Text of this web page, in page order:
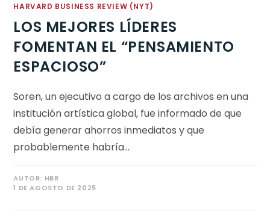
HARVARD BUSINESS REVIEW (NYT)
LOS MEJORES LÍDERES
FOMENTAN EL “PENSAMIENTO
ESPACIOSO”
Soren, un ejecutivo a cargo de los archivos en una
institución artística global, fue informado de que
debía generar ahorros inmediatos y que
probablemente habría…
AUTOR: HBR
1 DE AGOSTO DE 2025